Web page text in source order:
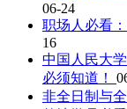
06-24
职场人必看
16
中国人民大
必须知道！
非全日制与